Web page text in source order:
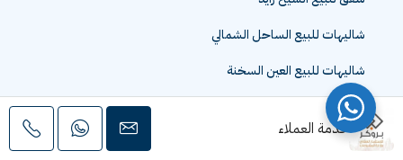
خدمة العملاء
شاليهات للبيع الساحل الشمالي
شاليهات للبيع العين السخنة
شقق للبيع سموحة الاسكندرية